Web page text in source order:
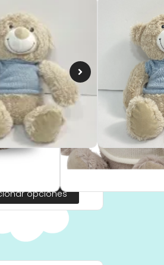
Azul 022
IVA Incluido
opciones